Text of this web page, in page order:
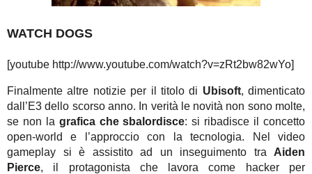
WATCH DOGS
[youtube http://www.youtube.com/watch?v=zRt2bw82wYo]
Finalmente altre notizie per il titolo di Ubisoft, dimenticato
dall’E3 dello scorso anno. In verità le novità non sono molte,
se non la grafica che sbalordisce: si ribadisce il concetto
open-world e l’approccio con la tecnologia. Nel video
gameplay si è assistito ad un inseguimento tra Aiden
Pierce, il protagonista che lavora come hacker per